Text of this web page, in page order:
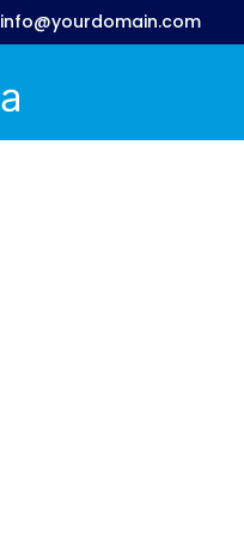
info@yourdomain.com